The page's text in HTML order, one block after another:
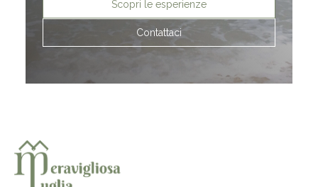
Scopri le esperienze
Contattaci